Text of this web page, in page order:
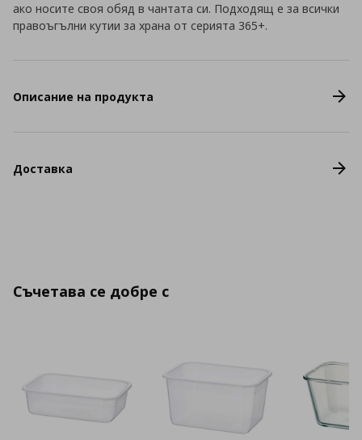
ако носите своя обяд в чантата си. Подходящ е за всички
правоъгълни кутии за храна от серията 365+.
Описание на продукта
Доставка
Съчетава се добре с